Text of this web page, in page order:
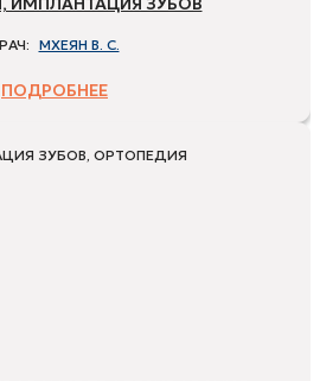
МХЕЯН В. С.
ПОДРОБНЕЕ
ЗУБОВ, ОРТОПЕДИЯ